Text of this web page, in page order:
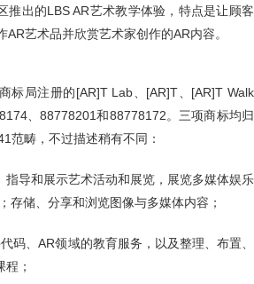
推出的LBS AR艺术教学体验，特点是让顾客
艺术品并欣赏艺术家创作的AR内容。
标局注册的[AR]T Lab、[AR]T、[AR]T Walk
、88778201和88778172。三项商标均归
范畴，不过描述稍有不同：
指导和展示艺术活动和展览，展览多媒体娱乐
存储、分享和浏览图像与多媒体内容；
码、AR领域的教育服务，以及整理、布置、
；